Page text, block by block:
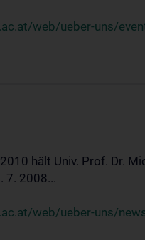
web/ueber-uns/
hält Univ. Prof. Dr.
7. 2008...
web/ueber-uns/